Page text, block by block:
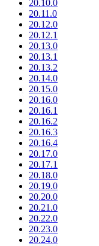
20.10.0
20.11.0
20.12.0
20.12.1
20.13.0
20.13.1
20.13.2
20.14.0
20.15.0
20.16.0
20.16.1
20.16.2
20.16.3
20.16.4
20.17.0
20.17.1
20.18.0
20.19.0
20.20.0
20.21.0
20.22.0
20.23.0
20.24.0